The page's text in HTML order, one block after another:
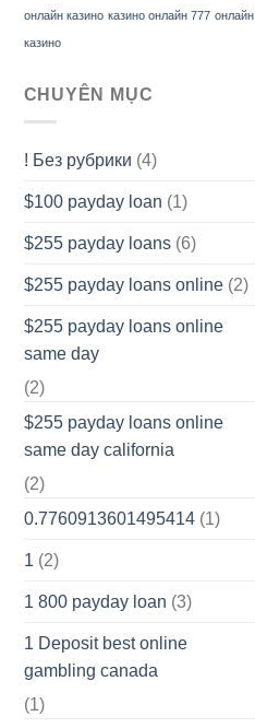
онлайн казино казино онлайн 777 онлайн
казино
CHUYÊN MỤC
! Без рубрики (4)
$100 payday loan (1)
$255 payday loans(6)
$255 payday loans online(2)
$255 payday loans online
same day
(2)
$255 payday loans online
same day california
(2)
0.7760913601495414(1)
1 (2)
1 800 payday loan (3)
1 Deposit best online
gambling canada
(1)